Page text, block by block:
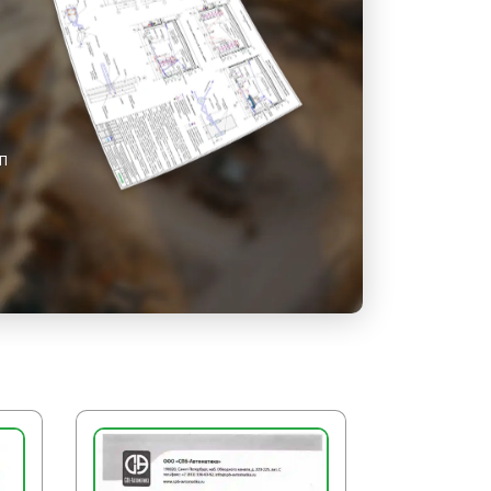
за брус и молотком с
в проектное положение.
по мере разработки грунта
распорок и подкосов.
производиться, начиная снизу,
Горизонтальные крепления
при слабых грунтах, а при
чем по 3–4 доски. Извлечение
окончательной засыпки выемки.
коммуникаций допускается
их сохранности.